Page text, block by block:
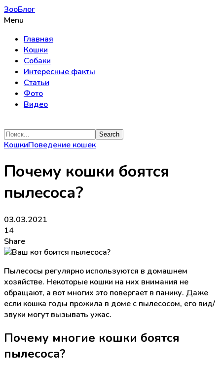
ЗооБлог
Menu
Главная
Кошки
Собаки
Интересные факты
Статьи
Фото
Видео
КошкиПоведение кошек
Почему кошки боятся
пылесоса?
03.03.2021
14
Share
Пылесосы регулярно используются в домашнем
хозяйстве. Некоторые кошки на них внимания не
обращают, а вот многих это повергает в панику. Даже
если кошка годы прожила в доме с пылесосом, его вид/
звуки могут вызывать ужас.
Почему многие кошки боятся
пылесоса?